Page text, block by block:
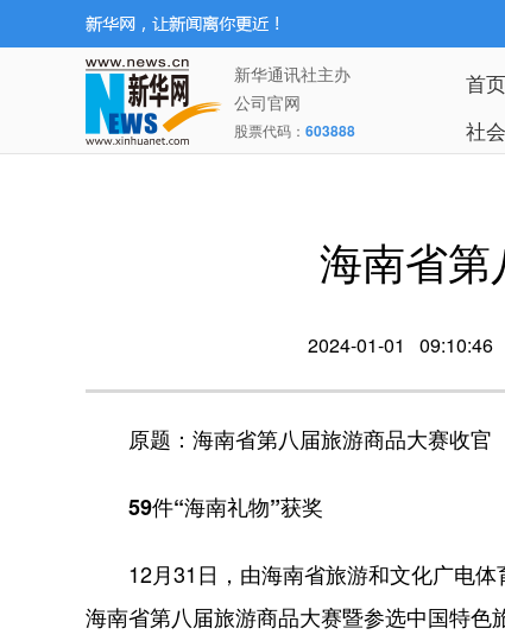
新华通讯社主办
公司官网
股票代码： 603888
首页
社会
海南省第
2024-01-01 09:10:46
原题：海南省第八届旅游商品大赛收官
59件“海南礼物”获奖
12月31日，由海南省旅游和文化广电体
海南省第八届旅游商品大赛暨参选中国特